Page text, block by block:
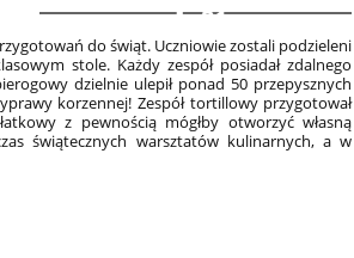
21
do świąt. Uczniowie zostali podzieleni
stole. Każdy zespół posiadał zdalnego
dzielnie ulepił ponad 50 przepysznych
korzennej! Zespół tortillowy przygotował
z pewnością mógłby otworzyć własną
świątecznych warsztatów kulinarnych, a w